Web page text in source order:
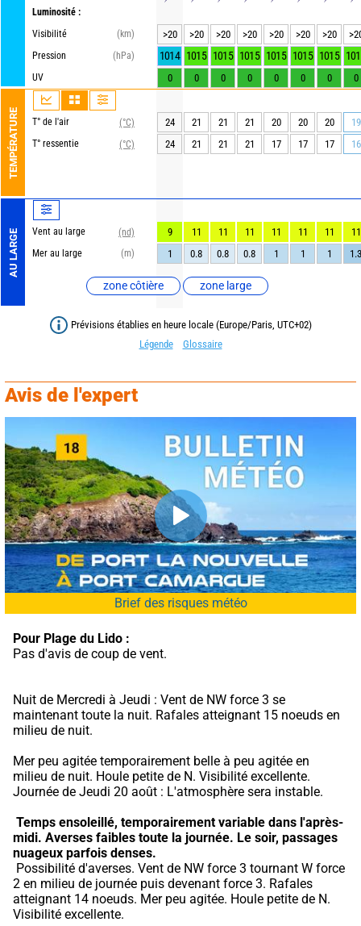
Luminosité :
Visibilité
(km)
Pression
(hPa)
UV
TEMPÉRATURE T° de l'air
(°C)
T° ressentie
(°C)
AU LARGE Vent au large
(nd)
Mer au large
(m)
zone côtière zone large
>20 >20 >20 >20 >20 >20 >20
1014 1015 1015 1015 1015 1015 1015
0 0 0 0 0 0 0 0
24 21 21 21 20 20 20
19
24
21 21 21 17 17 17 16
9 11 11 11 11 11 11
11
1
0.8 0.8 0.8 1 1 1 1.3
Prévisions établies en heure locale (Europe/Paris, UTC+02)
Légende
Glossaire
Avis de l'expert
Brief des risques météo
Pour Plage du Lido :
Pas d'avis de coup de vent.
Nuit de Mercredi à Jeudi : Vent de NW force 3 se
maintenant toute la nuit. Rafales atteignant 15 noeuds en
milieu de nuit.
Mer peu agitée temporairement belle à peu agitée en
milieu de nuit. Houle petite de N. Visibilité excellente.
Journée de Jeudi 20 août : L'atmosphère sera instable.
Temps ensoleillé, temporairement variable dans l'après-
midi. Averses faibles toute la journée. Le soir, passages
nuageux parfois denses.
2 en milieu de journée puis devenant force 3. Rafales
atteignant 14 noeuds. Mer peu agitée. Houle petite de N.
Visibilité excellente.